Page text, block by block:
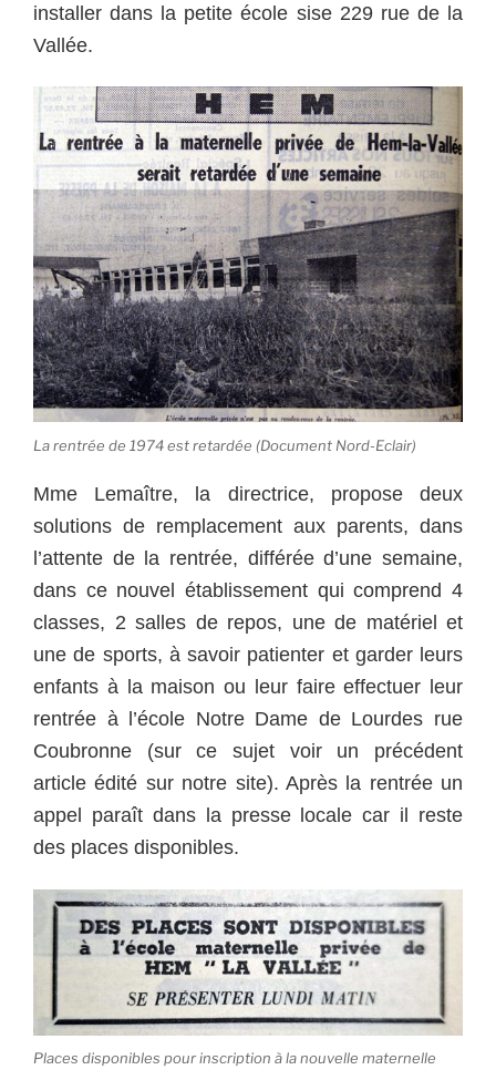
installer dans la petite école sise 229 rue de la
Vallée.
La rentrée de 1974 est retardée (Document Nord-Eclair)
Mme Lemaître, la directrice, propose deux
solutions de remplacement aux parents, dans
l’attente de la rentrée, différée d’une semaine,
dans ce nouvel établissement qui comprend 4
classes, 2 salles de repos, une de matériel et
une de sports, à savoir patienter et garder leurs
enfants à la maison ou leur faire effectuer leur
rentrée à l’école Notre Dame de Lourdes rue
Coubronne (sur ce sujet voir un précédent
article édité sur notre site). Après la rentrée un
appel paraît dans la presse locale car il reste
des places disponibles.
Places disponibles pour inscription à la nouvelle maternelle